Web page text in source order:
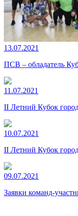
13.07.2021
ПСВ – обладатель
11.07.2021
II Летний Кубок
10.07.2021
II Летний Кубок
09.07.2021
Заявки команд-